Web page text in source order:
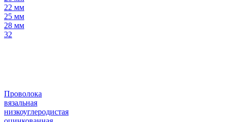
22 мм
25 мм
28 мм
32
Проволока
вязальная
низкоуглеродистая